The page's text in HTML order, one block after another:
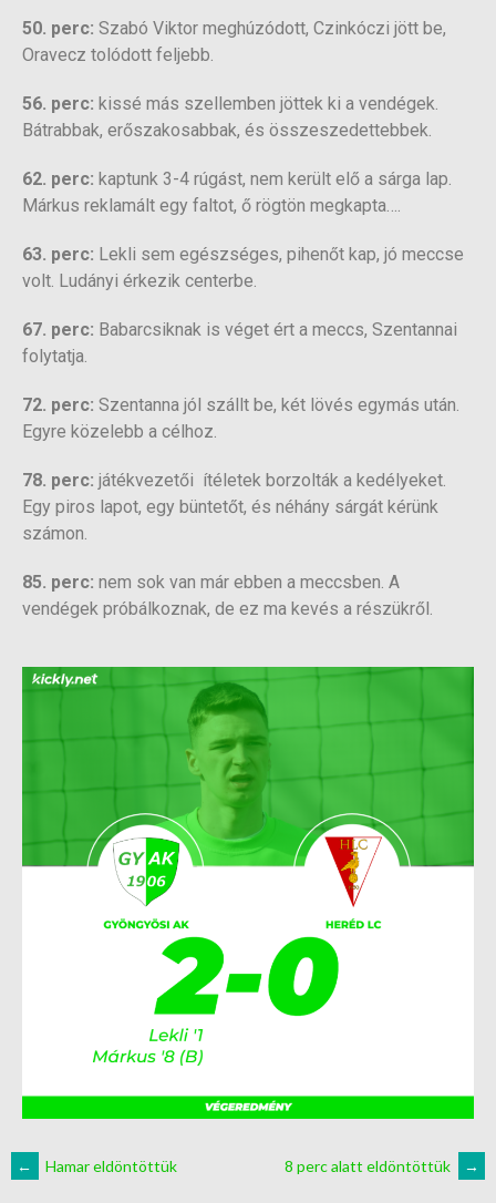
50. perc: Szabó Viktor meghúzódott, Czinkóczi jött be,
Oravecz tolódott feljebb.
56. perc: kissé más szellemben jöttek ki a vendégek.
Bátrabbak, erőszakosabbak, és összeszedettebbek.
62. perc: kaptunk 3-4 rúgást, nem került elő a sárga lap.
Márkus reklamált egy faltot, ő rögtön megkapta….
63. perc: Lekli sem egészséges, pihenőt kap, jó meccse
volt. Ludányi érkezik centerbe.
67. perc: Babarcsiknak is véget ért a meccs, Szentannai
folytatja.
72. perc: Szentanna jól szállt be, két lövés egymás után.
Egyre közelebb a célhoz.
78. perc: játékvezetői ítéletek borzolták a kedélyeket.
Egy piros lapot, egy büntetőt, és néhány sárgát kérünk
számon.
85. perc: nem sok van már ebben a meccsben. A
vendégek próbálkoznak, de ez ma kevés a részükről.
← Hamar eldöntöttük 8 perc alatt eldöntöttük →